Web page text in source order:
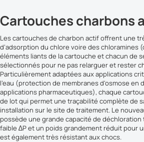
Cartouches charbons
Les cartouches de charbon actif offrent une
d’adsorption du chlore voire des chloramines
éléments liants de la cartouche et chacun de
sélectionnés pour ne pas relarguer et rester
Particulièrement adaptées aux applications
l'eau (protection de membranes d'osmose en
applications pharmaceutiques), chaque
de lot qui permet une traçabilité complète de
installation sur le site de traitement. Le
possède une grande capacité de
faible ∆P et un poids grandement réduit pour
est également très résistant aux chocs.